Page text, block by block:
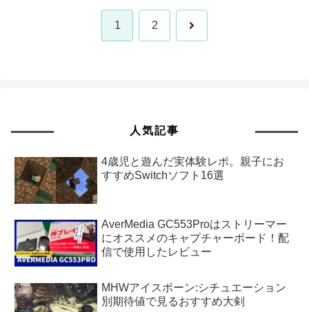
1 2 次
人気記事
4歳児と遊んだ実体験レポ。親子にお
すすめSwitchソフト16選
AverMedia GC553Proはストリーマー
にオススメのキャプチャーボード！配
信で使用したレビュー
MHWアイスボーン:シチュエーション
別期待値で見るおすすめ大剣